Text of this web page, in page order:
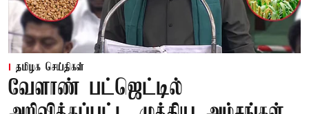
தமிழக செய்திகள்
வேளாண் பட்ஜெட்டில்